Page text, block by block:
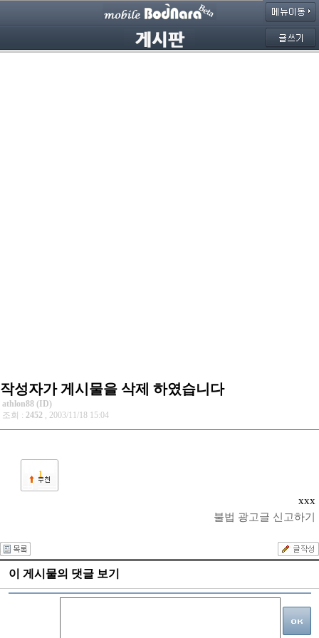
작성자가 게시물을 삭제 하였습니다
athlon88 (ID)
조회 : 2452 , 2003/11/18 15:04
1
xxx
불법 광고글 신고하기
이 게시물의 댓글 보기